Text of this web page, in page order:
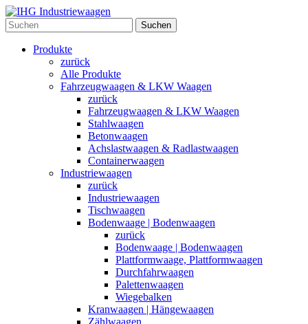
Suchen
Produkte
zurück
Alle Produkte
Fahrzeugwaagen & LKW Waagen
zurück
Fahrzeugwaagen & LKW Waagen
Stahlwaagen
Betonwaagen
Achslastwaagen & Radlastwaagen
Containerwaagen
Industriewaagen
zurück
Industriewaagen
Tischwaagen
Bodenwaage | Bodenwaagen
zurück
Bodenwaage | Bodenwaagen
Plattformwaage, Plattformwaagen
Durchfahrwaagen
Palettenwaagen
Wiegebalken
Kranwaagen | Hängewaagen
Zählwaagen